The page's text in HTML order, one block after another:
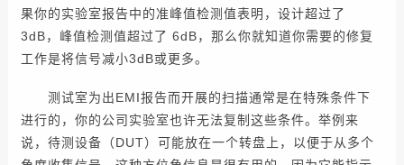
果你的实验室报告中的准峰值检测值表明，设计超过了
3dB，峰值检测值超过了 6dB，那么你就知道你需要的修复
工作是将信号减小3dB或更多。
测试室为出EMI报告而开展的扫描通常是在特殊条件下
进行的，你的公司实验室也许无法复制这些条件。举例来
说，待测设备（DUT）可能放在一个转盘上，以便于从多个